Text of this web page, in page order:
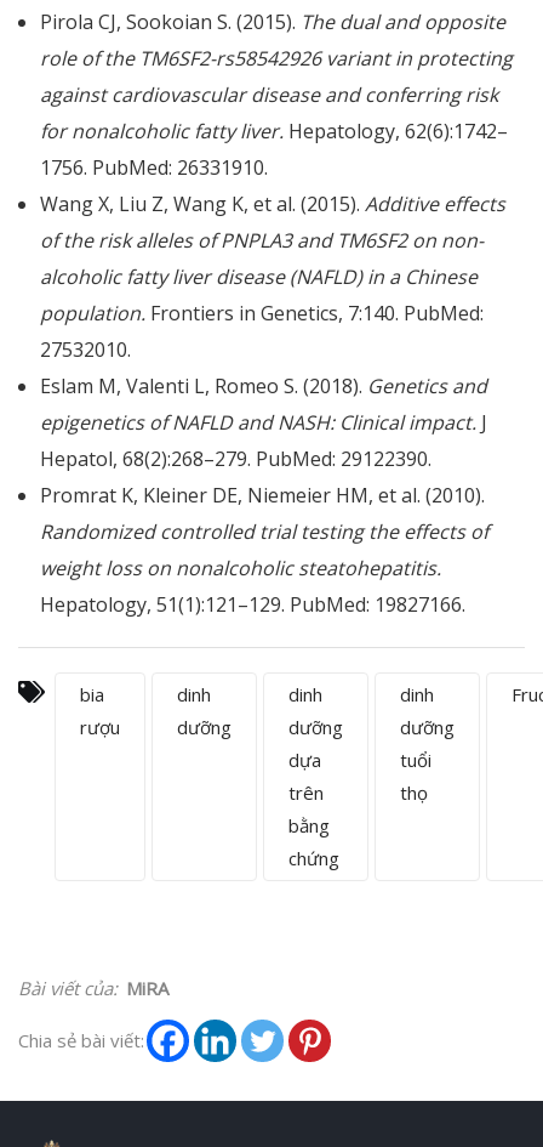
Pirola CJ, Sookoian S. (2015). The dual and opposite
role of the TM6SF2-rs58542926 variant in protecting
against cardiovascular disease and conferring risk
for nonalcoholic fatty liver. Hepatology, 62(6):1742–
1756. PubMed: 26331910.
Wang X, Liu Z, Wang K, et al. (2015). Additive effects
of the risk alleles of PNPLA3 and TM6SF2 on non-
alcoholic fatty liver disease (NAFLD) in a Chinese
population. Frontiers in Genetics, 7:140. PubMed:
27532010.
Eslam M, Valenti L, Romeo S. (2018). Genetics and
epigenetics of NAFLD and NASH: Clinical impact. J
Hepatol, 68(2):268–279. PubMed: 29122390.
Promrat K, Kleiner DE, Niemeier HM, et al. (2010).
Randomized controlled trial testing the effects of
weight loss on nonalcoholic steatohepatitis.
Hepatology, 51(1):121–129. PubMed: 19827166.
bia
rượu
dinh
dưỡng
dinh
dưỡng
dựa
trên
bằng
chứng
dinh
dưỡng
tuổi
thọ
Bài viết của: MiRA
Chia sẻ bài viết: